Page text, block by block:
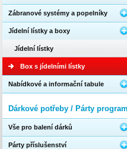
Zábranové systémy a popelníky
Jídelní lístky a boxy
Jídelní lístky
Box s jídelními lístky
Nabídkové a informační tabule
Dárkové potřeby / Párty program
Vše pro balení dárků
Párty příslušenství